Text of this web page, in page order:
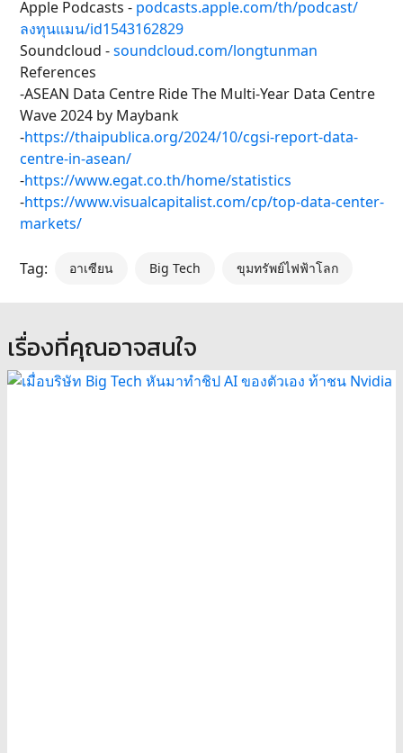
Apple Podcasts - podcasts.apple.com/th/podcast/
ลงทุนแมน/id1543162829
Soundcloud -soundcloud.com/longtunman
References
-ASEAN Data Centre Ride The Multi-Year Data Centre
Wave 2024 by Maybank
-https://thaipublica.org/2024/10/cgsi-report-data-
centre-in-asean/
-https://www.egat.co.th/home/statistics
-https://www.visualcapitalist.com/cp/top-data-center-
markets/
Tag: อาเซียน Big Tech ขุมทรัพย์ไฟฟ้าโลก
เรื่องที่คุณอาจสนใจ